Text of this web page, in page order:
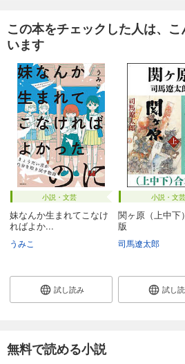
この本をチェックした人は、
います
小説・文芸
妹なんか生まれてこなけ
ればよか...
うみこ
試し読み
小説・文芸
関ヶ原（上中
版
司馬遼太郎
試し
無料で読める小説